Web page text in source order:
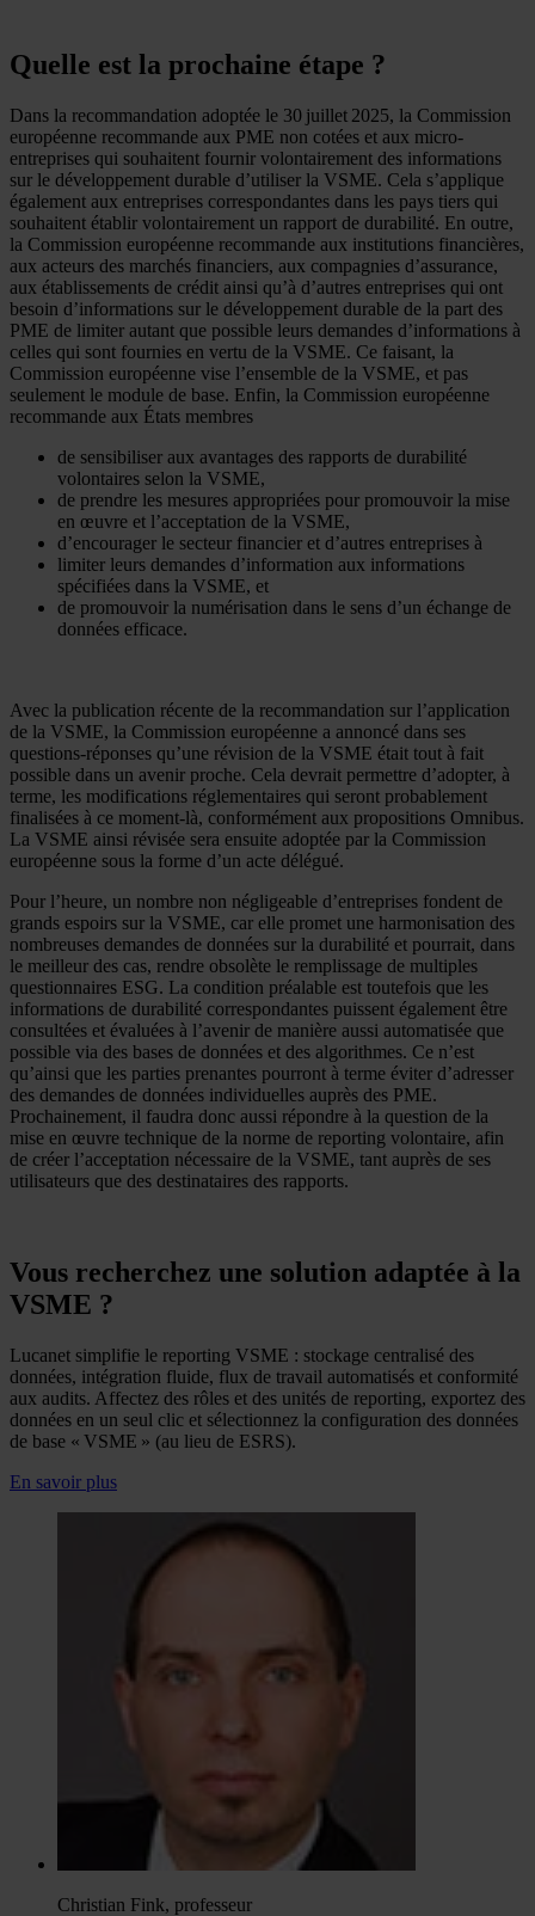
Quelle est la prochaine étape ?
Dans la recommandation adoptée le 30 juillet 2025, la Commission
européenne recommande aux PME non cotées et aux micro-
entreprises qui souhaitent fournir volontairement des informations
sur le développement durable d’utiliser la VSME. Cela s’applique
également aux entreprises correspondantes dans les pays tiers qui
souhaitent établir volontairement un rapport de durabilité. En outre,
la Commission européenne recommande aux institutions financières,
aux acteurs des marchés financiers, aux compagnies d’assurance,
aux établissements de crédit ainsi qu’à d’autres entreprises qui ont
besoin d’informations sur le développement durable de la part des
PME de limiter autant que possible leurs demandes d’informations à
celles qui sont fournies en vertu de la VSME. Ce faisant, la
Commission européenne vise l’ensemble de la VSME, et pas
seulement le module de base. Enfin, la Commission européenne
recommande aux États membres
de sensibiliser aux avantages des rapports de durabilité
volontaires selon la VSME,
de prendre les mesures appropriées pour promouvoir la mise
en œuvre et l’acceptation de la VSME,
d’encourager le secteur financier et d’autres entreprises à
limiter leurs demandes d’information aux informations
spécifiées dans la VSME, et
de promouvoir la numérisation dans le sens d’un échange de
données efficace.
Avec la publication récente de la recommandation sur l’application
de la VSME, la Commission européenne a annoncé dans ses
questions-réponses qu’une révision de la VSME était tout à fait
possible dans un avenir proche. Cela devrait permettre d’adopter, à
terme, les modifications réglementaires qui seront probablement
finalisées à ce moment-là, conformément aux propositions Omnibus.
La VSME ainsi révisée sera ensuite adoptée par la Commission
européenne sous la forme d’un acte délégué.
Pour l’heure, un nombre non négligeable d’entreprises fondent de
grands espoirs sur la VSME, car elle promet une harmonisation des
nombreuses demandes de données sur la durabilité et pourrait, dans
le meilleur des cas, rendre obsolète le remplissage de multiples
questionnaires ESG. La condition préalable est toutefois que les
informations de durabilité correspondantes puissent également être
consultées et évaluées à l’avenir de manière aussi automatisée que
possible via des bases de données et des algorithmes. Ce n’est
qu’ainsi que les parties prenantes pourront à terme éviter d’adresser
des demandes de données individuelles auprès des PME.
Prochainement, il faudra donc aussi répondre à la question de la
mise en œuvre technique de la norme de reporting volontaire, afin
de créer l’acceptation nécessaire de la VSME, tant auprès de ses
utilisateurs que des destinataires des rapports.
Vous recherchez une solution adaptée à la
VSME ?
Lucanet simplifie le reporting VSME : stockage centralisé des
données, intégration fluide, flux de travail automatisés et conformité
aux audits. Affectez des rôles et des unités de reporting, exportez des
données en un seul clic et sélectionnez la configuration des données
de base « VSME » (au lieu de ESRS).
En savoir plus
Christian Fink, professeur